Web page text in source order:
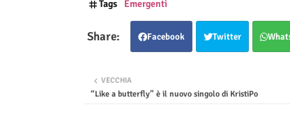
Tags Emergenti
Facebook Twitter
VECCHIA
“Like a butterfly” è il nuovo singolo di KristiPo